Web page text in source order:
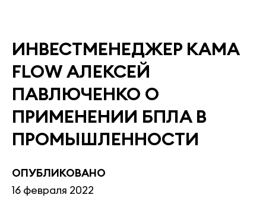
ИНВЕСТМЕНЕДЖЕР KAMA
FLOW АЛЕКСЕЙ
ПАВЛЮЧЕНКО О
ПРИМЕНЕНИИ БПЛА В
ПРОМЫШЛЕННОСТИ
ОПУБЛИКОВАНО
16 февраля 2022